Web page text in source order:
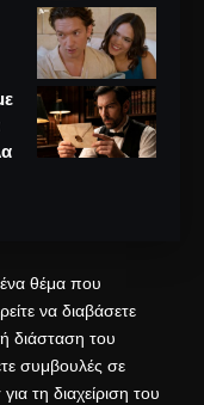
ένα θέμα που
να διαβάσετε
διάσταση του
συμβουλές σε
για τη διαχείριση του